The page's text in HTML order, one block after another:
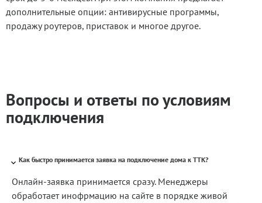
дополнительные опции: антивирусные программы,
продажу роутеров, приставок и многое другое.
Вопросы и ответы по условиям
подключения
Как быстро принимается заявка на подключение дома к ТТК?
Онлайн-заявка принимается сразу. Менеджеры
обработает инофрмацию на сайте в порядке живой